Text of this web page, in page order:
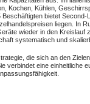
Kochen, Kühlen,
bietet Second-
liegen. In
wieder in den Kreislauf
systematisch und
die sich an den
verbindet eine einheitliche